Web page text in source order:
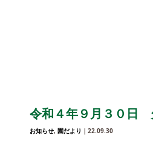
令和４年９月３０日
お知らせ, 園だより ｜22.09.30